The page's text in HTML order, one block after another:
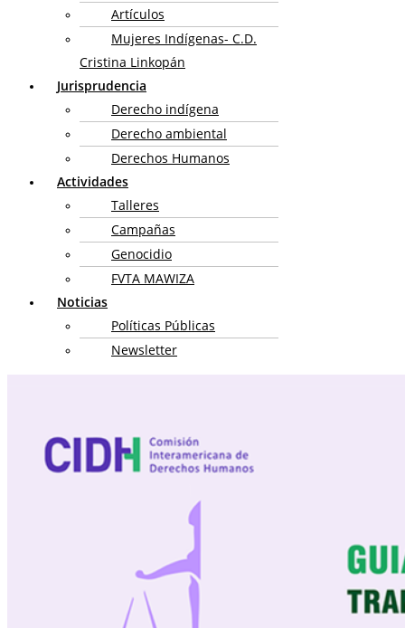
Artículos
Mujeres Indígenas- C.D.
Cristina Linkopán
Jurisprudencia
Derecho indígena
Derecho ambiental
Derechos Humanos
Actividades
Talleres
Campañas
Genocidio
FVTA MAWIZA
Noticias
Políticas Públicas
Newsletter